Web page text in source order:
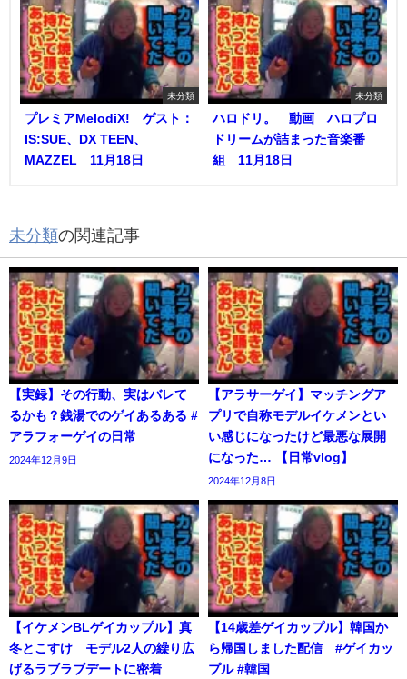
未分類
プレミアMelodiX! ゲスト：
IS:SUE、DX TEEN、
MAZZEL 11月18日
未分類
ハロドリ。 動画 ハロプロ
ドリームが詰まった音楽番
組 11月18日
未分類の関連記事
【実録】その行動、実はバレて
るかも？銭湯でのゲイあるある #
アラフォーゲイの日常
2024年12月9日
【アラサーゲイ】マッチングア
プリで自称モデルイケメンとい
い感じになったけど最悪な展開
になった… 【日常vlog】
2024年12月8日
【イケメンBLゲイカップル】真
冬とこすけ モデル2人の繰り広
げるラブラブデートに密着
【14歳差ゲイカップル】韓国か
ら帰国しました配信 #ゲイカッ
プル #韓国